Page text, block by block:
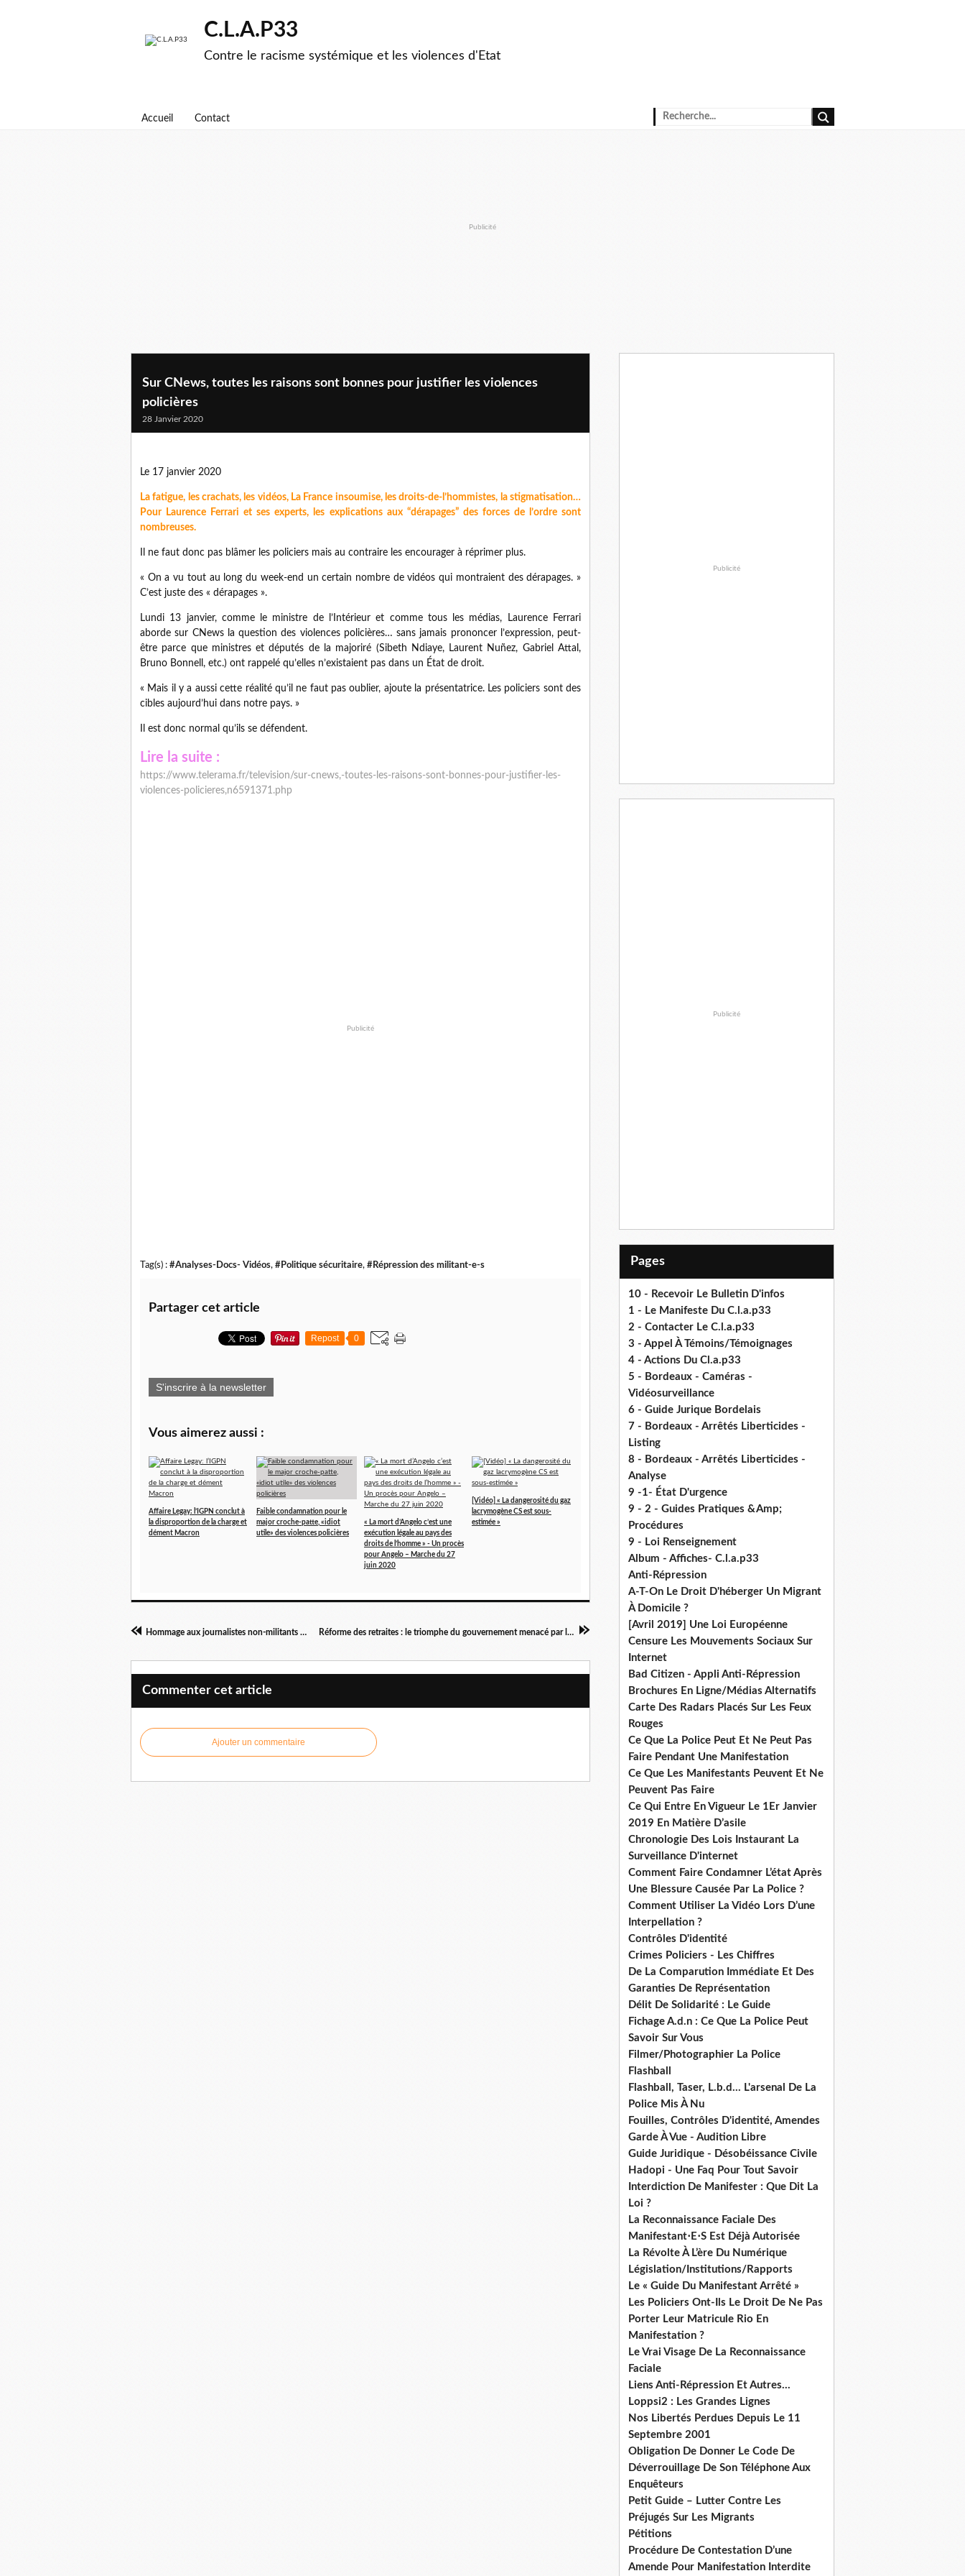
C.L.A.P33
Contre le racisme systémique et les violences d'Etat
Accueil Contact
Publicité
Sur CNews, toutes les raisons sont bonnes pour justifier les violences
policières
28 Janvier 2020
Le 17 janvier 2020
La fatigue, les crachats, les vidéos, La France insoumise, les droits-de-l’hommistes, la stigmatisation…
Pour Laurence Ferrari et ses experts, les explications aux “dérapages” des forces de l’ordre sont
nombreuses.
Il ne faut donc pas blâmer les policiers mais au contraire les encourager à réprimer plus.
« On a vu tout au long du week-end un certain nombre de vidéos qui montraient des dérapages. »
C’est juste des « dérapages ».
Lundi 13 janvier, comme le ministre de l’Intérieur et comme tous les médias, Laurence Ferrari
aborde sur CNews la question des violences policières… sans jamais prononcer l’expression, peut-
être parce que ministres et députés de la majoriré (Sibeth Ndiaye, Laurent Nuñez, Gabriel Attal,
Bruno Bonnell, etc.) ont rappelé qu’elles n’existaient pas dans un État de droit.
« Mais il y a aussi cette réalité qu’il ne faut pas oublier, ajoute la présentatrice. Les policiers sont des
cibles aujourd’hui dans notre pays. »
Il est donc normal qu’ils se défendent.
Lire la suite :
https://www.telerama.fr/television/sur-cnews,-toutes-les-raisons-sont-bonnes-pour-justifier-les-
violences-policieres,n6591371.php
Publicité
Tag(s) : #Analyses-Docs- Vidéos, #Politique sécuritaire, #Répression des militant-e-s
Partager cet article
Repost 0
S'inscrire à la newsletter
Vous aimerez aussi :
Affaire Legay: l’IGPN conclut à
la disproportion de la charge et
dément Macron
Faible condamnation pour le
major croche-patte, «idiot
utile» des violences policières
« La mort d’Angelo c’est une
exécution légale au pays des
droits de l’homme » - Un procès
pour Angelo – Marche du 27
juin 2020
[Vidéo] « La dangerosité du gaz
lacrymogène CS est sous-
estimée »
Hommage aux journalistes non-militants de BFMTV et LCI Réforme des retraites : le triomphe du gouvernement menacé par les « jusqu’au-boutistes »
Commenter cet article
Ajouter un commentaire
Publicité
Publicité
Pages
10 - Recevoir Le Bulletin D'infos
1 - Le Manifeste Du C.l.a.p33
2 - Contacter Le C.l.a.p33
3 - Appel À Témoins/Témoignages
4 - Actions Du Cl.a.p33
5 - Bordeaux - Caméras -
Vidéosurveillance
6 - Guide Jurique Bordelais
7 - Bordeaux - Arrêtés Liberticides -
Listing
8 - Bordeaux - Arrêtés Liberticides -
Analyse
9 -1- État D'urgence
9 - 2 - Guides Pratiques &Amp;
Procédures
9 - Loi Renseignement
Album - Affiches- C.l.a.p33
Anti-Répression
A-T-On Le Droit D'héberger Un Migrant
À Domicile ?
[Avril 2019] Une Loi Européenne
Censure Les Mouvements Sociaux Sur
Internet
Bad Citizen - Appli Anti-Répression
Brochures En Ligne/Médias Alternatifs
Carte Des Radars Placés Sur Les Feux
Rouges
Ce Que La Police Peut Et Ne Peut Pas
Faire Pendant Une Manifestation
Ce Que Les Manifestants Peuvent Et Ne
Peuvent Pas Faire
Ce Qui Entre En Vigueur Le 1Er Janvier
2019 En Matière D’asile
Chronologie Des Lois Instaurant La
Surveillance D'internet
Comment Faire Condamner L’état Après
Une Blessure Causée Par La Police ?
Comment Utiliser La Vidéo Lors D’une
Interpellation ?
Contrôles D'identité
Crimes Policiers - Les Chiffres
De La Comparution Immédiate Et Des
Garanties De Représentation
Délit De Solidarité : Le Guide
Fichage A.d.n : Ce Que La Police Peut
Savoir Sur Vous
Filmer/Photographier La Police
Flashball
Flashball, Taser, L.b.d... L'arsenal De La
Police Mis À Nu
Fouilles, Contrôles D'identité, Amendes
Garde À Vue - Audition Libre
Guide Juridique - Désobéissance Civile
Hadopi - Une Faq Pour Tout Savoir
Interdiction De Manifester : Que Dit La
Loi ?
La Reconnaissance Faciale Des
Manifestant⋅E⋅S Est Déjà Autorisée
La Révolte À L’ère Du Numérique
Législation/Institutions/Rapports
Le « Guide Du Manifestant Arrêté »
Les Policiers Ont-Ils Le Droit De Ne Pas
Porter Leur Matricule Rio En
Manifestation ?
Le Vrai Visage De La Reconnaissance
Faciale
Liens Anti-Répression Et Autres...
Loppsi2 : Les Grandes Lignes
Nos Libertés Perdues Depuis Le 11
Septembre 2001
Obligation De Donner Le Code De
Déverrouillage De Son Téléphone Aux
Enquêteurs
Petit Guide – Lutter Contre Les
Préjugés Sur Les Migrants
Pétitions
Procédure De Contestation D’une
Amende Pour Manifestation Interdite